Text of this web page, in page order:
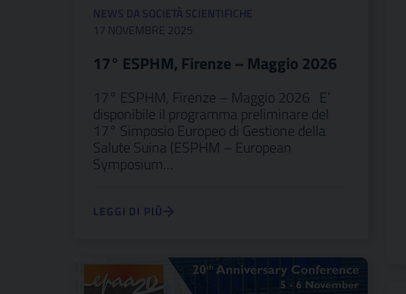
NEWS DA SOCIETÀ SCIENTIFICHE
17 NOVEMBRE 2025
17° ESPHM, Firenze – Maggio 2026
17° ESPHM, Firenze – Maggio 2026 E’
disponibile il programma preliminare del
17° Simposio Europeo di Gestione della
Salute Suina (ESPHM – European
Symposium…
LEGGI DI PIÙ